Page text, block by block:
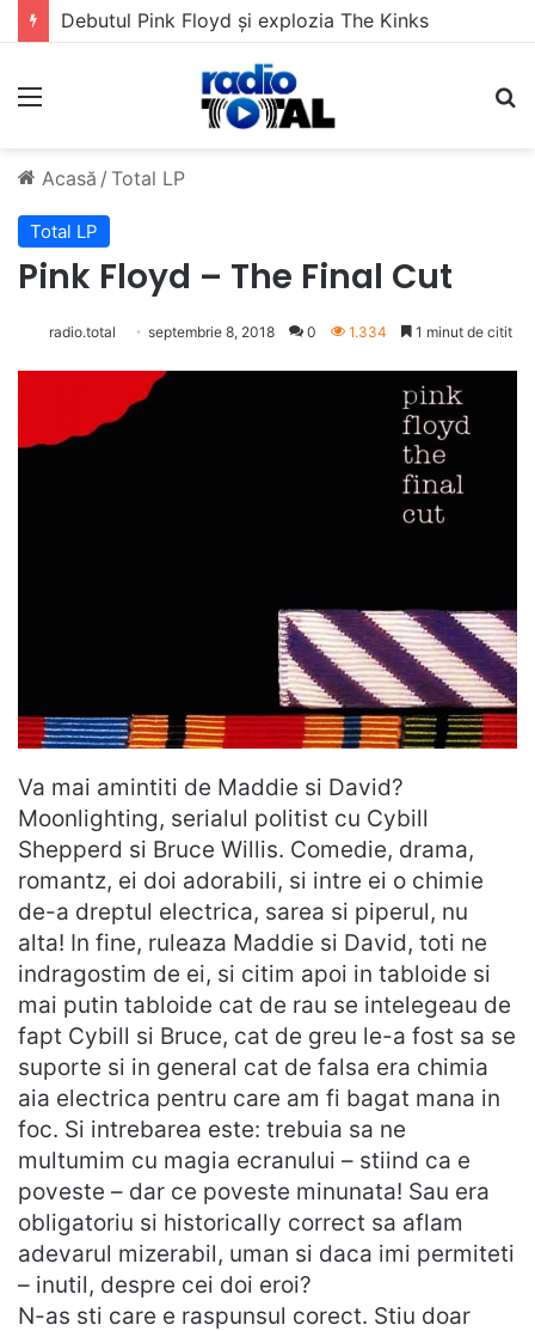
Meniu
Acasă / Total LP
Total LP
Pink Floyd – The Final Cut
radio.total septembrie 8, 2018 0 1.334 1 minut de citit
Va mai amintiti de Maddie si David?
Moonlighting, serialul politist cu Cybill
Shepperd si Bruce Willis. Comedie, drama,
romantz, ei doi adorabili, si intre ei o chimie
de-a dreptul electrica, sarea si piperul, nu
alta! In fine, ruleaza Maddie si David, toti ne
indragostim de ei, si citim apoi in tabloide si
mai putin tabloide cat de rau se intelegeau de
fapt Cybill si Bruce, cat de greu le-a fost sa se
suporte si in general cat de falsa era chimia
aia electrica pentru care am fi bagat mana in
foc. Si intrebarea este: trebuia sa ne
multumim cu magia ecranului – stiind ca e
poveste – dar ce poveste minunata! Sau era
obligatoriu si historically correct sa aflam
adevarul mizerabil, uman si daca imi permiteti
– inutil, despre cei doi eroi?
N-as sti care e raspunsul corect. Stiu doar